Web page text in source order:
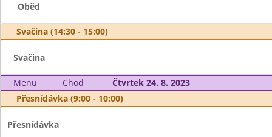
Oběd
Svačina (14:30 - 15:00)
Svačina
Menu Chod
Čtvrtek 24. 8. 2023
Přesnídávka (9:00 - 10:00)
Přesnídávka